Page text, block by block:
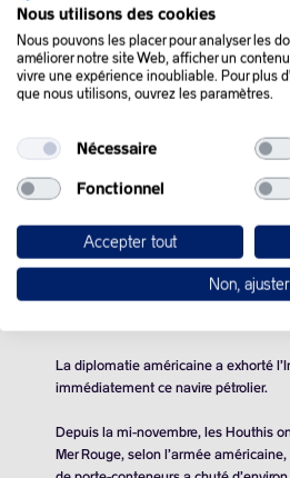
froid aux États-Unis tandis que
que prévu fait craindre pour la
Les tensions au Moyen-Orient et
des Houthis contre les navires
surtout si elles sont associées à un
important champ pétrolier Libyen, qui
production d’environ
300.000 barils
Sans compter que jeudi, l’Iran a saisi
d’Oman en représailles au vol, selon
Unis d’une importante cargaison de
par ce même navire l’année dernière,
La diplomatie américaine a exhorté
immédiatement ce navire pétrolier.
Depuis la mi-novembre, les Houthis
Mer Rouge, selon l’armée
Nous utilisons des cookies
Nous pouvons les placer pour analyser les
améliorer notre site Web, afficher un
vivre une expérience inoubliable. Pour plus
que nous utilisons, ouvrez les paramètres.
Nécessaire
Fonctionnel
Accepter tout
Non, ajuster